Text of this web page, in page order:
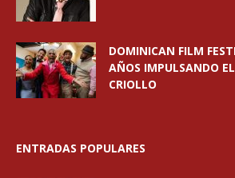
DOMINICAN FILM
AÑOS IMPULSANDO
CRIOLLO
ENTRADAS POPULARES